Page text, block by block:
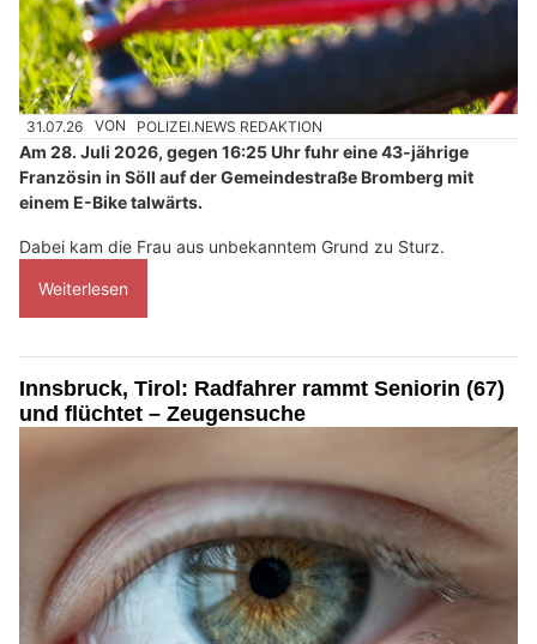
31.07.26 VON POLIZEI.NEWS REDAKTION
Am 28. Juli 2026, gegen 16:25 Uhr fuhr eine 43-jährige
Französin in Söll auf der Gemeindestraße Bromberg mit
einem E-Bike talwärts.
Dabei kam die Frau aus unbekanntem Grund zu Sturz.
Weiterlesen
Innsbruck, Tirol: Radfahrer rammt Seniorin (67)
und flüchtet – Zeugensuche